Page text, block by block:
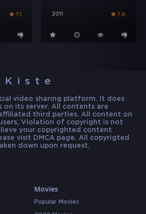
7.1 2011 7.6
Kiste
video sharing platform. It does
on its server. All contents are
third parties. All content on
Violation of copyright is not
your copyrighted content
visit DMCA page. All copyrigted
down upon request.
Movies
Popular Movies